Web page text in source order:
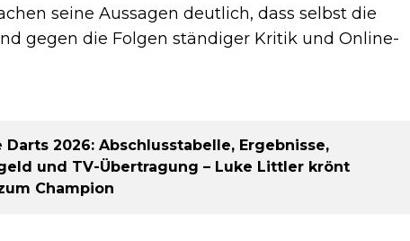
seine Aussagen deutlich, dass selbst die
gegen die Folgen ständiger Kritik und Online-
Darts 2026: Abschlusstabelle, Ergebnisse,
und TV-Übertragung – Luke Littler krönt
Champion